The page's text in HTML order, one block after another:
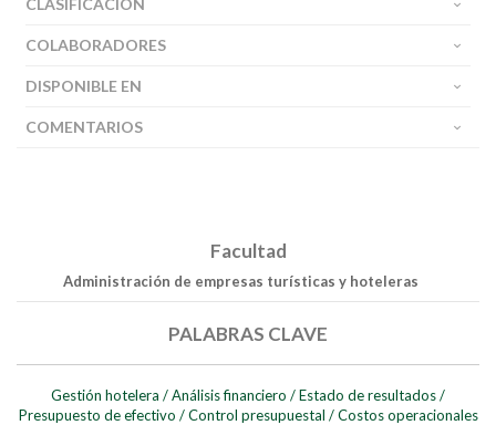
Buscar
Buscar
CLASIFICACIÓN
COLABORADORES
DISPONIBLE EN
COMENTARIOS
Facultad
Administración de empresas turísticas y hoteleras
PALABRAS CLAVE
Gestión hotelera /Análisis financiero /Estado de resultados/
Presupuesto de efectivo / Control presupuestal / Costos operacionales